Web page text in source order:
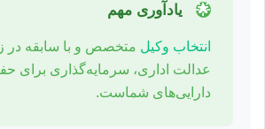
🌟 یادآوری مهم
انتخاب وکیل متخصص و با سابقه در
عدالت اداری، سرمایه‌گذاری برای
دارایی‌های شماست.